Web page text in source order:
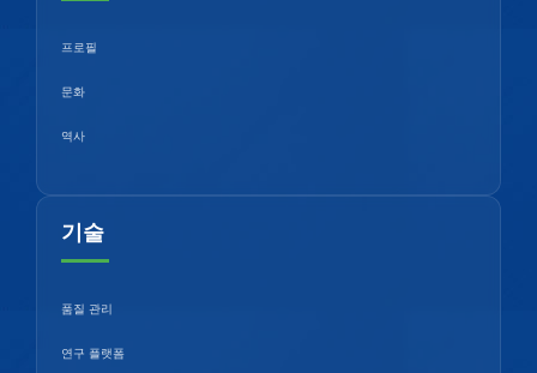
프로필
문화
역사
기술
품질 관리
연구 플랫폼